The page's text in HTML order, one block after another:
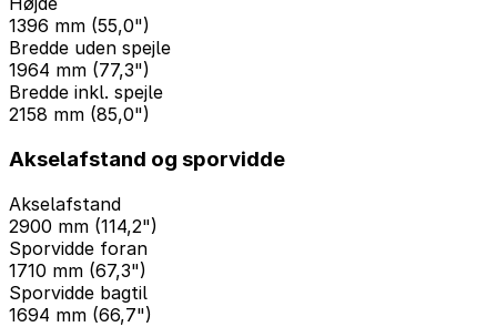
1396 mm (55,0")
Bredde uden spejle
1964 mm (77,3")
Bredde inkl. spejle
2158 mm (85,0")
Akselafstand og sporvidde
Akselafstand
2900 mm (114,2")
Sporvidde foran
1710 mm (67,3")
Sporvidde bagtil
1694 mm (66,7")